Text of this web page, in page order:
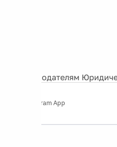
Рекламодателям
Telegram App